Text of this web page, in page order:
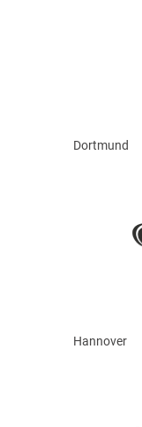
Dortmund
Hannover